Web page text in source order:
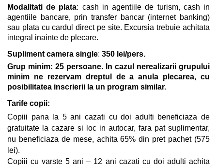
Modalitati de plata: cash in agentiile de turism, cash in
agentiile bancare, prin transfer bancar (internet banking)
sau plata cu cardul direct pe site. Excursia trebuie achitata
integral inainte de plecare.
Supliment camera single: 350 lei/pers.
Grup minim: 25 persoane. In cazul nerealizarii grupului
minim ne rezervam dreptul de a anula plecarea, cu
posibilitatea inscrierii la un program similar.
Tarife copii:
Copiii pana la 5 ani cazati cu doi adulti beneficiaza de
gratuitate la cazare si loc in autocar, fara pat suplimentar,
nu beneficiaza de mese, achita 65% din pret pachet (575
lei).
Copiii cu varste 5 ani – 12 ani cazati cu doi adulti achita